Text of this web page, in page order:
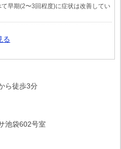
早期(2〜3回程度)に症状は改善してい
る
ら徒歩3分
池袋602号室